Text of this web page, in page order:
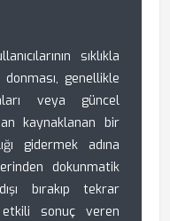
sıklıkla
genellikle
veya güncel
kaynaklanan bir
gidermek adına
dokunmatik
bırakıp tekrar
sonuç veren